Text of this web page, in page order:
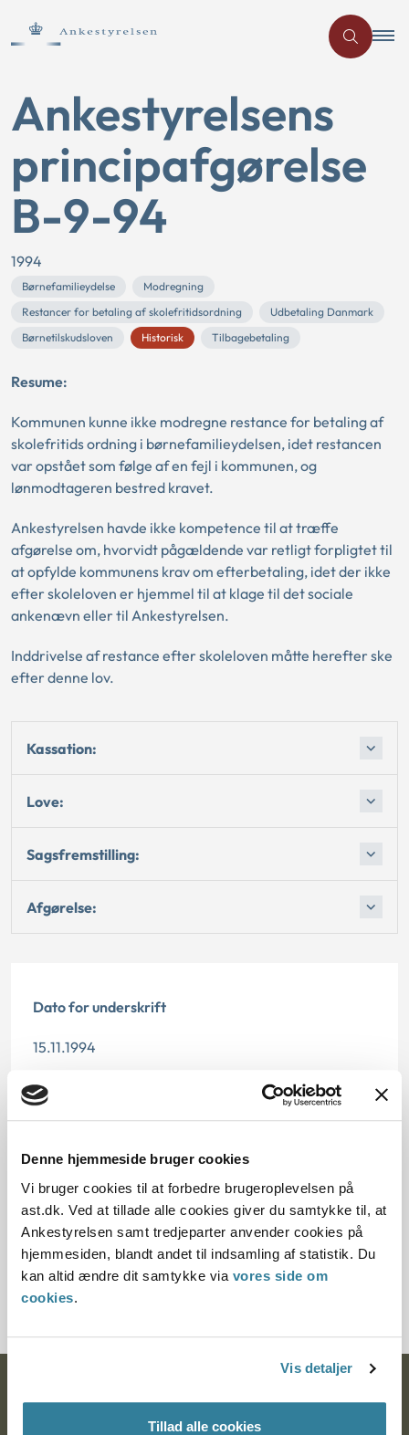
Denne hjemmeside bruger cookies
Vi bruger cookies til at forbedre brugeroplevelsen på
ast.dk. Ved at tillade alle cookies giver du samtykke til, at
Ankestyrelsen samt tredjeparter anvender cookies på
hjemmesiden, blandt andet til indsamling af statistik. Du
kan altid ændre dit samtykke via vores side om
cookies.
Vis detaljer
Tillad alle cookies
Ankestyrelsens
principafgørelse
B-9-94
1994
Børnefamilieydelse
Modregning
Restancer for betaling af skolefritidsordning
Udbetaling Danmark
Børnetilskudsloven
Historisk Tilbagebetaling
Resume:
Kommunen kunne ikke modregne restance for betaling af
skolefritids ordning i børnefamilieydelsen, idet restancen
var opstået som følge af en fejl i kommunen, og
lønmodtageren bestred kravet.
Ankestyrelsen havde ikke kompetence til at træffe
afgørelse om, hvorvidt pågældende var retligt forpligtet til
at opfylde kommunens krav om efterbetaling, idet der ikke
efter skoleloven er hjemmel til at klage til det sociale
ankenævn eller til Ankestyrelsen.
Inddrivelse af restance efter skoleloven måtte herefter ske
efter denne lov.
Kassation:
Love:
Sagsfremstilling:
Afgørelse:
Dato for underskrift
15.11.1994
Offentliggørelsesdato
Paragraf
§ 5 § 11
Journalnummer
21704-93